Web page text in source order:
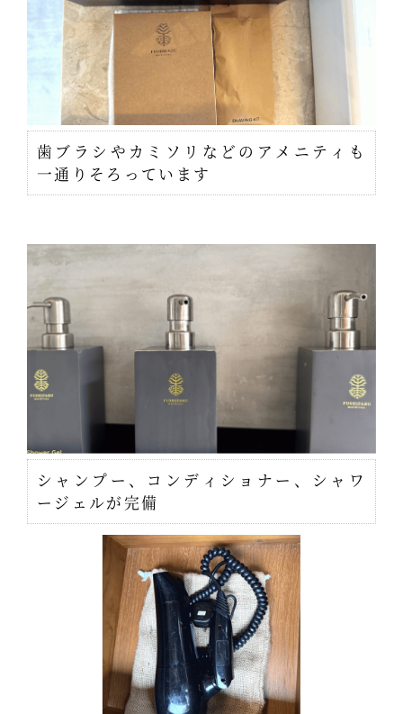
歯ブラシやカミソリなどのアメニティも
一通りそろっています
シャンプー、コンディショナー、シャワ
ージェルが完備